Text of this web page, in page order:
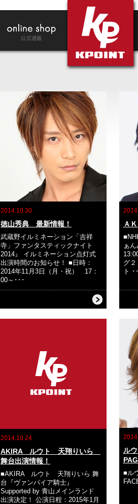
2014.10.30
徳山秀典 最新情報！
武蔵野イルミネーション「吉祥
寺」ファンタスティックナイト
2014』 イルミネーション点灯式
出演時間のお知らせ！ ■日時：
2014年11月3日（月・祝） 17：
00～･･･
Ａ
ぁん
グ
ト ･
2014.10.24
AKIRA ルウト 天翔りいら
舞台出演情報！
■AKIRA ルウト 天翔りいら 舞
台『ヴァンパイア騎士』
Supported by 青山メインランド
出演決定！ 公演日程：2015年1月
ル
■ル